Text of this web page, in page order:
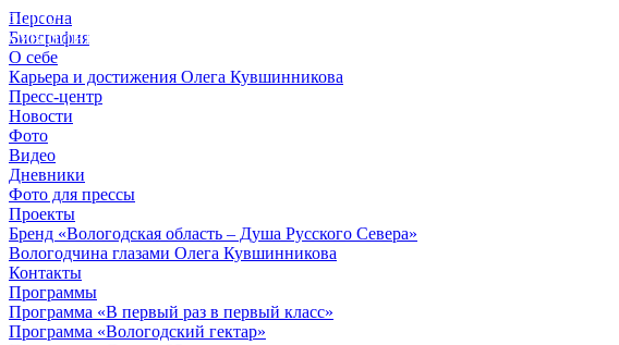
Персона
Биография
О себе
Карьера и достижения Олега Кувшинникова
Пресс-центр
Новости
Фото
Видео
Дневники
Фото для прессы
Проекты
Бренд «Вологодская область – Душа Русского Севера»
Вологодчина глазами Олега Кувшинникова
Контакты
Программы
Программа «В первый раз в первый класс»
Программа «Вологодский гектар»
© 2012 - 2023,
КУВШИННИКОВ О.А.